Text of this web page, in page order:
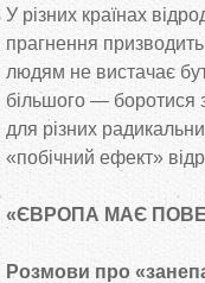
У різних країнах
прагнення
людям не вистачає
більшого — боротися
для різних
«побічний ефект»
«ЄВРОПА МАЄ
Розмови про